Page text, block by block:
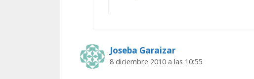
Joseba Garaizar
8 diciembre 2010 a las 10:55